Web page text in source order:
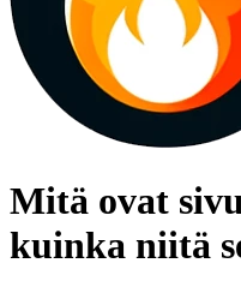
Mitä ovat
kuinka niitä